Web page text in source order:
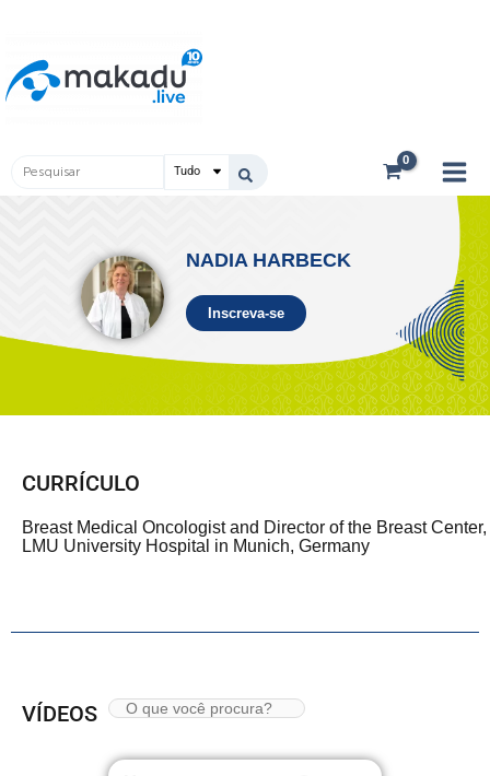
conteúdo
Pesquisar
NADIA HARBECK
Inscreva-se
CURRÍCULO
Breast Medical Oncologist and Director of the Breast Center,
LMU University Hospital in Munich, Germany
VÍDEOS